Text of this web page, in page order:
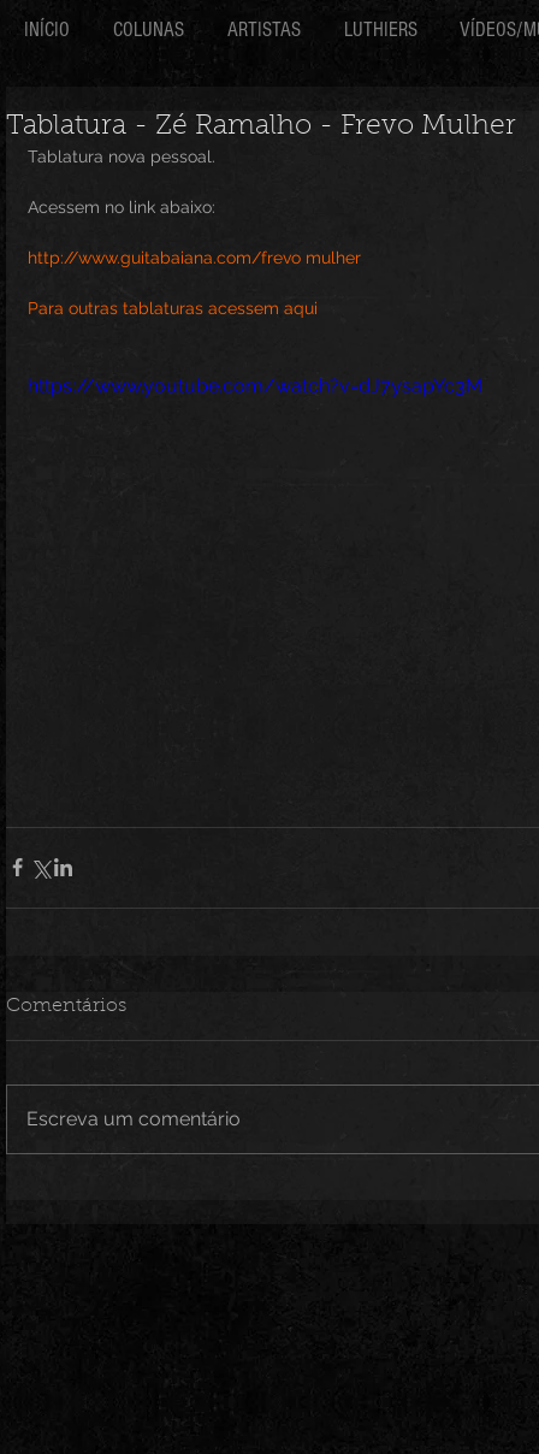
INÍCIO COLUNAS ARTISTAS LUTHIERS VÍDEOS/
Tablatura - Zé Ramalho - Frevo Mulher
Tablatura nova pessoal.
Acessem no link abaixo:
http://www.guitabaiana.com/frevo mulher
Para outras tablaturas acessem aqui
https://www.youtube.com/watch?v=dJ7ysapYc3M
Comentários
Escreva um comentário